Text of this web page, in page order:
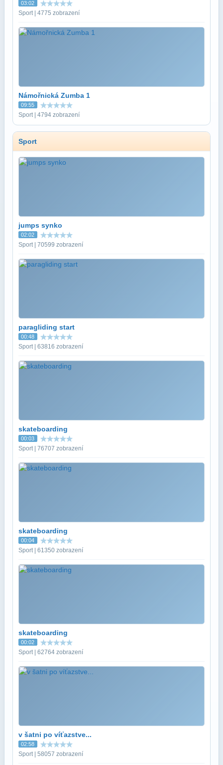
03:02
Sport | 4775 zobrazení
Námořnická Zumba 1
09:55
Sport | 4794 zobrazení
Sport
jumps synko
02:02
Sport | 70599 zobrazení
paragliding start
00:48
Sport | 63816 zobrazení
skateboarding
00:03
Sport | 76707 zobrazení
skateboarding
00:04
Sport | 61350 zobrazení
skateboarding
00:02
Sport | 62764 zobrazení
v šatni po víťazstve...
02:58
Sport | 58057 zobrazení